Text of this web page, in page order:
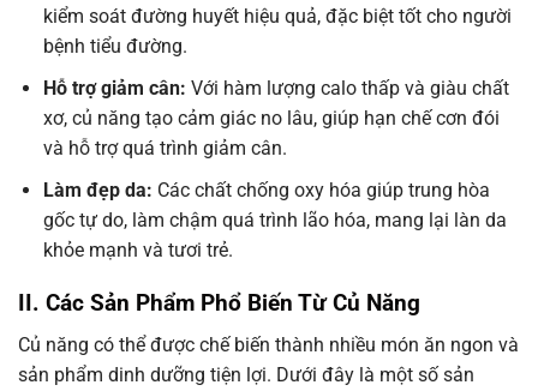
kiểm soát đường huyết hiệu quả, đặc biệt tốt cho người
bệnh tiểu đường.
Hỗ trợ giảm cân: Với hàm lượng calo thấp và giàu chất
xơ, củ năng tạo cảm giác no lâu, giúp hạn chế cơn đói
và hỗ trợ quá trình giảm cân.
Làm đẹp da: Các chất chống oxy hóa giúp trung hòa
gốc tự do, làm chậm quá trình lão hóa, mang lại làn da
khỏe mạnh và tươi trẻ.
II. Các Sản Phẩm Phổ Biến Từ Củ Năng
Củ năng có thể được chế biến thành nhiều món ăn ngon và
sản phẩm dinh dưỡng tiện lợi. Dưới đây là một số sản